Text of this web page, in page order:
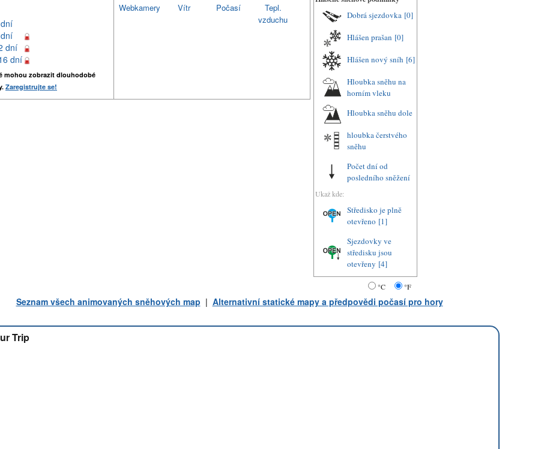
dní
dní
mohou zobrazit dlouhodobé
Zaregistrujte se!
Tepl.
vzduchu
Počasí
Vítr
Webkamery
Dobrá sjezdovka [0]
Hlášen prašan [0]
Hlášen nový sníh [6]
Hloubka sněhu na
horním vleku
Hloubka sněhu dole
hloubka čerstvého
sněhu
Počet dní od
posledního sněžení
Ukaž kde:
Středisko je plně
otevřeno [1]
Sjezdovky ve
středisku jsou
otevřeny [4]
°C °F
Seznam všech animovaných sněhových map | Alternativní statické mapy a předpovědi počasí pro hory
Trip